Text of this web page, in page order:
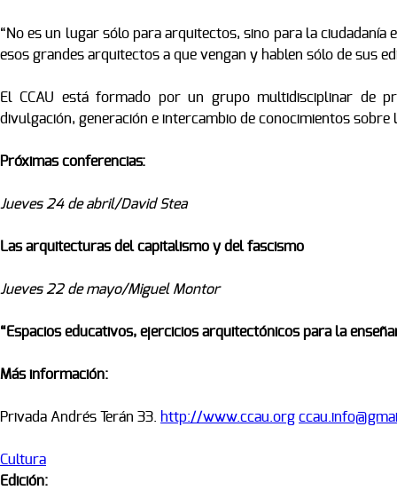
“No es un lugar sólo para arquitectos, sino para la ciudadanía
esos grandes arquitectos a que vengan y hablen sólo de sus
El CCAU está formado por un grupo multidisciplinar de
divulgación, generación e intercambio de conocimientos
Próximas conferencias:
Jueves 24 de abril/David Stea
Las arquitecturas del capitalismo y del fascismo
Jueves 22 de mayo/Miguel Montor
“Espacios educativos, ejercicios arquitectónicos para la
Más información:
Privada Andrés Terán 33. http://www.ccau.org
Cultura
Edición: